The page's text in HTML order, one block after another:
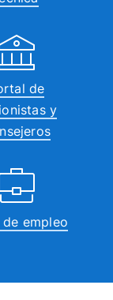
de
y
de empleo